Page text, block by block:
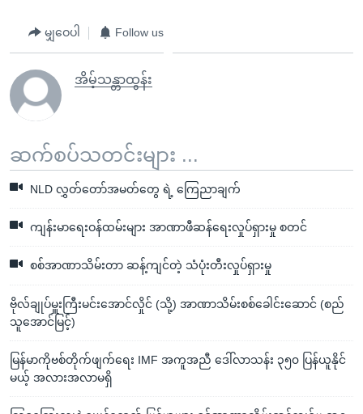
မျှဝေပါ Follow us
အိမ့်သန္တာထွန်း
ဆက်စပ်သတင်းများ ...
NLD လွှတ်တော်အမတ်တွေ ရဲ့ ကြေညာချက်
ကျန်းမာရေးဝန်ထမ်းများ အာဏာဖီဆန်ရေးလှုပ်ရှားမှု စတင်
စစ်အာဏာသိမ်းတာ ဆန့်ကျင်တဲ့ သံပုံးတီးလှုပ်ရှားမှု
ဗိုလ်ချုပ်မှူးကြီးမင်းအောင်လှိုင် (သို့) အာဏာသိမ်းစစ်ခေါင်းဆောင် (စည်
သူအောင်မြင့်)
မြန်မာကိုဗစ်တိုက်ဖျက်ရေး IMF အကူအညီ ဒေါ်လာသန်း ၃၅၀ ပြန်ယူနိုင်
မယ့် အလားအလာမရှိ